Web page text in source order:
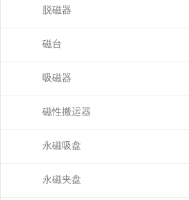
脱磁器
磁台
吸磁器
磁性搬运器
永磁吸盘
永磁夹盘